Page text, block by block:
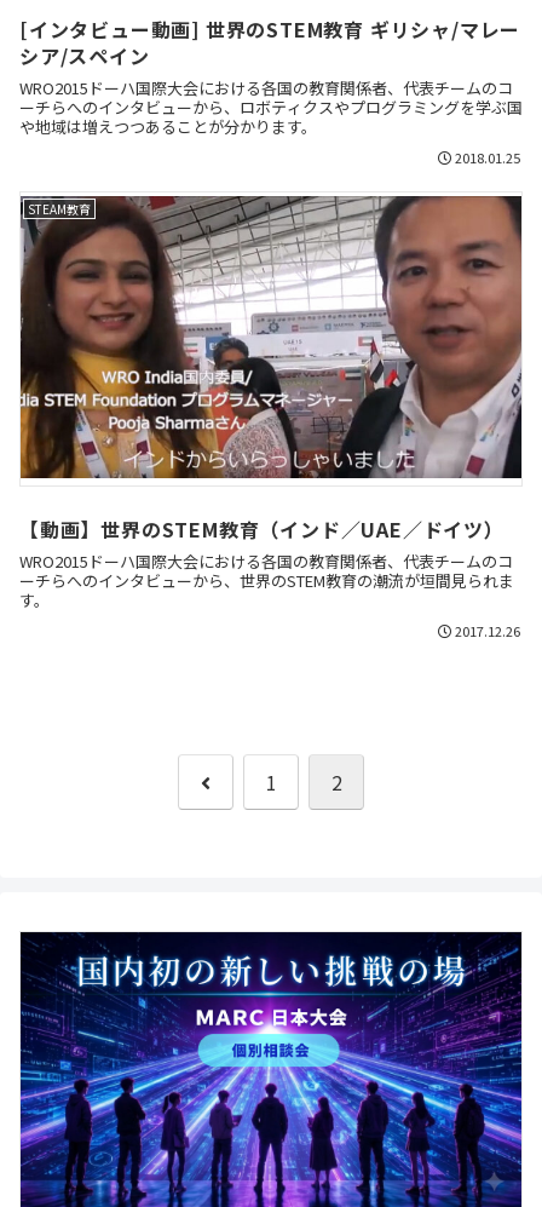
[インタビュー動画] 世界のSTEM教育 ギリシャ/マレー
シア/スペイン
WRO2015ドーハ国際大会における各国の教育関係者、代表チームのコ
ーチらへのインタビューから、ロボティクスやプログラミングを学ぶ国
や地域は増えつつあることが分かります。
2018.01.25
STEAM教育
【動画】世界のSTEM教育（インド／UAE／ドイツ）
WRO2015ドーハ国際大会における各国の教育関係者、代表チームのコ
ーチらへのインタビューから、世界のSTEM教育の潮流が垣間見られま
す。
2017.12.26
前
1 2